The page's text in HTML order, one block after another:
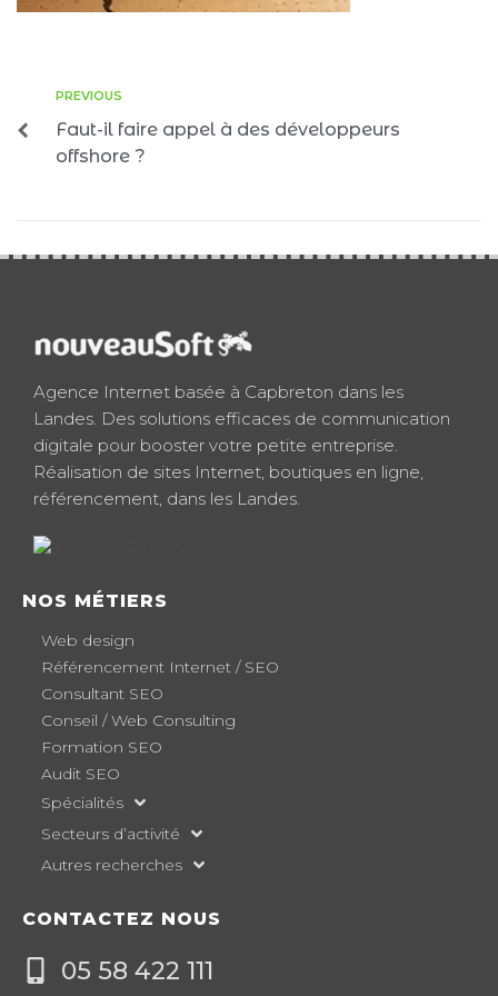
PREVIOUS
Faut-il faire appel à des développeurs
offshore ?
Agence Internet basée à Capbreton dans les
Landes. Des solutions efficaces de communication
digitale pour booster votre petite entreprise.
Réalisation de sites Internet, boutiques en ligne,
référencement, dans les Landes.
NOS MÉTIERS
Web design
Référencement Internet / SEO
Consultant SEO
Conseil / Web Consulting
Formation SEO
Audit SEO
Spécialités
Secteurs d’activité
Autres recherches
CONTACTEZ NOUS
05 58 422 111